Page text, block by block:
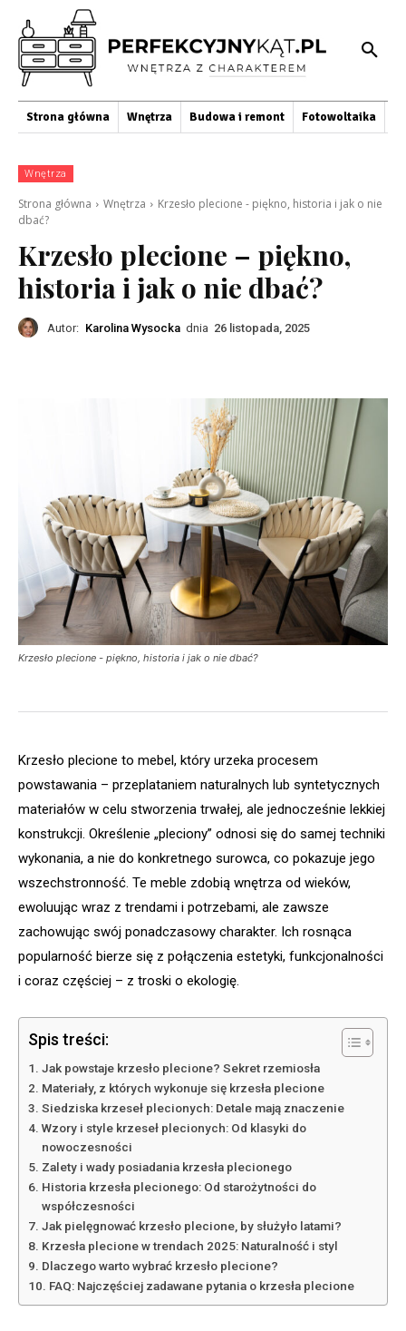
Strona główna Wnętrza Budowa i remont Fotowoltaika
Wnętrza
Strona główna Wnętrza
Krzesło plecione - piękno, historia i jak o nie
dbać?
Krzesło plecione – piękno,
historia i jak o nie dbać?
Autor: Karolina Wysocka dnia 26 listopada, 2025
Krzesło plecione - piękno, historia i jak o nie dbać?
Krzesło plecione to mebel, który urzeka procesem
powstawania – przeplataniem naturalnych lub syntetycznych
materiałów w celu stworzenia trwałej, ale jednocześnie lekkiej
konstrukcji. Określenie „pleciony” odnosi się do samej techniki
wykonania, a nie do konkretnego surowca, co pokazuje jego
wszechstronność. Te meble zdobią wnętrza od wieków,
ewoluując wraz z trendami i potrzebami, ale zawsze
zachowując swój ponadczasowy charakter. Ich rosnąca
popularność bierze się z połączenia estetyki, funkcjonalności
i coraz częściej – z troski o ekologię.
Spis treści:
Jak powstaje krzesło plecione? Sekret rzemiosła
Materiały, z których wykonuje się krzesła plecione
Siedziska krzeseł plecionych: Detale mają znaczenie
Wzory i style krzeseł plecionych: Od klasyki do
nowoczesności
Zalety i wady posiadania krzesła plecionego
Historia krzesła plecionego: Od starożytności do
współczesności
Jak pielęgnować krzesło plecione, by służyło latami?
Krzesła plecione w trendach 2025: Naturalność i styl
Dlaczego warto wybrać krzesło plecione?
FAQ: Najczęściej zadawane pytania o krzesła plecione